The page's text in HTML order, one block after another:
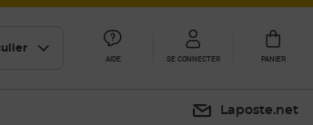
AIDE SE CONNECTER PANIER
Laposte.net